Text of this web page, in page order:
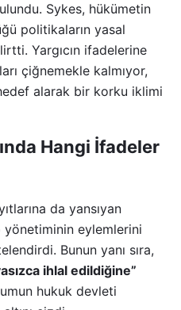
Sykes, hükümetin
politikaların yasal
Yargıcın ifadelerine
çiğnemekle kalmıyor,
alarak bir korku iklimi
Hangi İfadeler
da yansıyan
eylemlerini
Bunun yanı sıra,
ihlal edildiğine”
hukuk devleti